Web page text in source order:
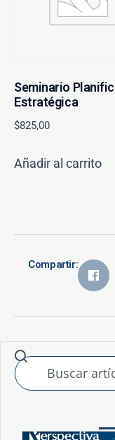
Seminario
Estratégica
$825,00
Añadir al carrito
Compartir: